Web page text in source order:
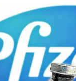
MEDICINEN